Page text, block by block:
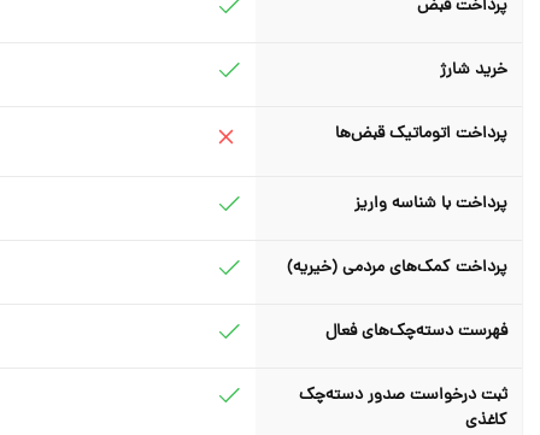
پرداخت قبض
خرید شارژ
پرداخت اتوماتیک قبض‌ها
پرداخت با شناسه واریز
پرداخت کمک‌های مردمی (خیریه)
فهرست دسته‌چک‌های فعال
ثبت درخواست صدور دسته‌چک
کاغذی